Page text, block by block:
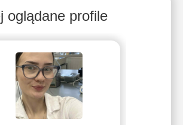
oglądane profile